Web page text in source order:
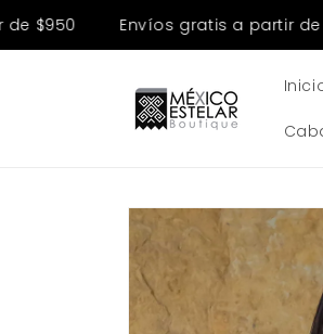
directamente
$950 Envíos gratis a partir de
directamente
a la
información
del producto